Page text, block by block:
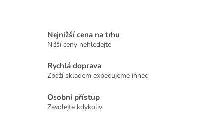
Nejnižší cena na trhu
Nižší ceny nehledejte
Rychlá doprava
Zboží skladem expedujeme ihned
Osobní přístup
Zavolejte kdykoliv